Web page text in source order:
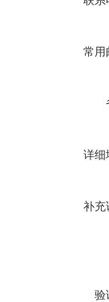
常用
详细
补充
验